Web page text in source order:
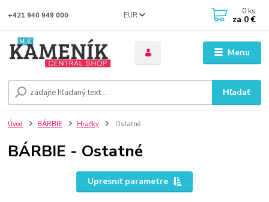
Menu
EUR
Hľadať
+421 940 949 000 0 ks
za 0 €
Úvod BÁRBIE Hračky Ostatné
BÁRBIE - Ostatné
Upresniť parametre